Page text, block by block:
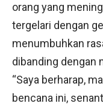
orang yang
tergelari dengan
menumbuhkan
dibanding dengan
“Saya berharap,
bencana ini,